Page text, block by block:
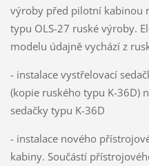
výroby před pilotní kabinou
typu OLS-27 ruské výroby.
modelu údajně vychází z
- instalace vystřelovací
(kopie ruského typu K-36D)
sedačky typu K-36D
- instalace nového
kabiny. Součástí